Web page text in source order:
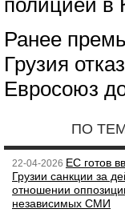
полицией в
Ранее
Грузия
Евросоюз
ПО
22-04-2026 ЕС готов
Грузии санкции за
отношении
независимых СМИ